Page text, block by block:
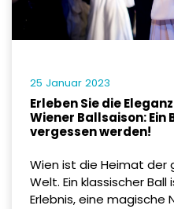
25 Januar 2023
Erleben Sie die
Wiener Ballsaison: Ein
vergessen werden!
Wien ist die Heimat der
Welt. Ein klassischer
Erlebnis, eine magische